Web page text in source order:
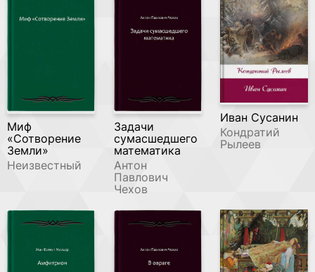
Миф
«Сотворение
Земли»
Неизвестный
Задачи
сумасшедшего
математика
Антон
Павлович
Чехов
Иван Сусанин
Кондратий
Рылеев